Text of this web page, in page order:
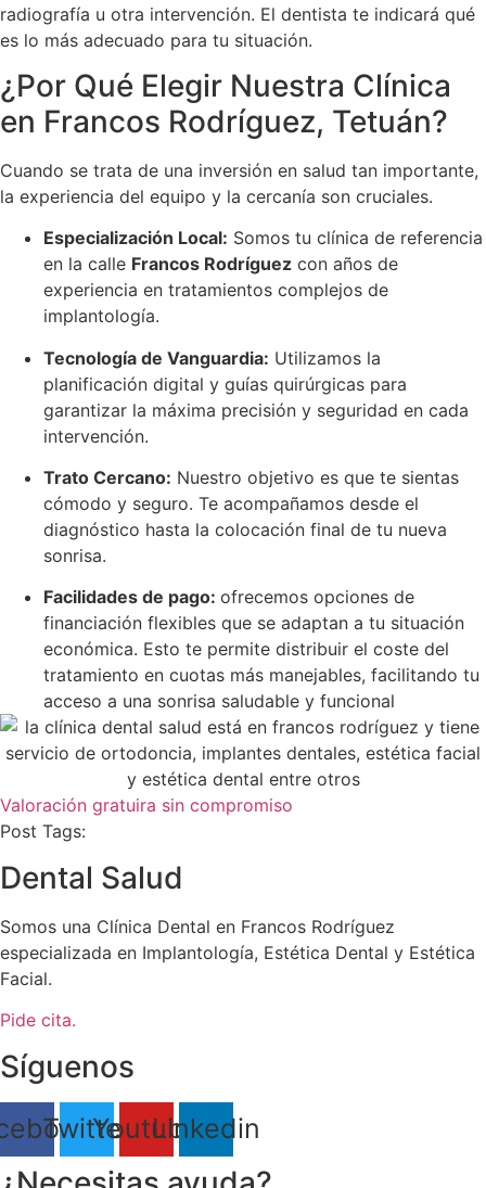
radiografía u otra intervención. El dentista te indicará qué
es lo más adecuado para tu situación.
¿Por Qué Elegir Nuestra Clínica
en Francos Rodríguez, Tetuán?
Cuando se trata de una inversión en salud tan importante,
la experiencia del equipo y la cercanía son cruciales.
Especialización Local: Somos tu clínica de referencia
en la calle Francos Rodríguez con años de
experiencia en tratamientos complejos de
implantología.
Tecnología de Vanguardia: Utilizamos la
planificación digital y guías quirúrgicas para
garantizar la máxima precisión y seguridad en cada
intervención.
Trato Cercano: Nuestro objetivo es que te sientas
cómodo y seguro. Te acompañamos desde el
diagnóstico hasta la colocación final de tu nueva
sonrisa.
Facilidades de pago: ofrecemos opciones de
financiación flexibles que se adaptan a tu situación
económica. Esto te permite distribuir el coste del
tratamiento en cuotas más manejables, facilitando tu
acceso a una sonrisa saludable y funcional
Valoración gratuira sin compromiso
Post Tags:
Dental Salud
Somos una Clínica Dental en Francos Rodríguez
especializada en Implantología, Estética Dental y Estética
Facial.
Pide cita.
Síguenos
TwitterYoutubeLinkedin